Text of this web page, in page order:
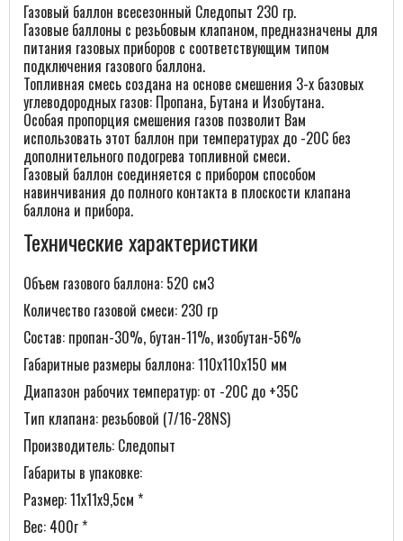
Газовый баллон всесезонный Следопыт 230 гр.
Газовые баллоны с резьбовым клапаном, предназначены для
питания газовых приборов с соответствующим типом
подключения газового баллона.
Топливная смесь создана на основе смешения 3-х базовых
углеводородных газов: Пропана, Бутана и Изобутана.
Особая пропорция смешения газов позволит Вам
использовать этот баллон при температурах до -20С без
дополнительного подогрева топливной смеси.
Газовый баллон соединяется с прибором способом
навинчивания до полного контакта в плоскости клапана
баллона и прибора.
Технические характеристики
Объем газового баллона: 520 см3
Количество газовой смеси: 230 гр
Состав: пропан-30%, бутан-11%, изобутан-56%
Габаритные размеры баллона: 110х110х150 мм
Диапазон рабочих температур: от -20С до +35С
Тип клапана: резьбовой (7/16-28NS)
Производитель: Следопыт
Габариты в упаковке:
Размер: 11х11х9,5см *
Вес: 400г *